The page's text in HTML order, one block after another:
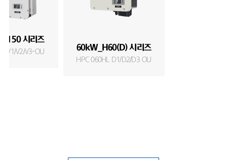
시리즈
V1/V2/V3-OU 60kW_H60(D) 시리즈
HPC 060HL D1/D2/D3 OU